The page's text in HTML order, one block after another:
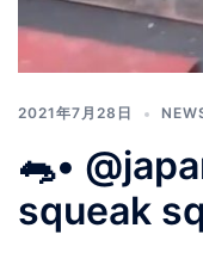
2021年7月28日
🐀•
squeak